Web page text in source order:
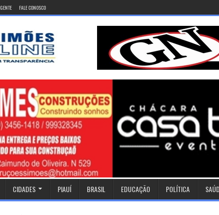
FALE CONOSCO
CIDADES PIAUÍ BRASIL EDUCAÇÃO POLÍTICA